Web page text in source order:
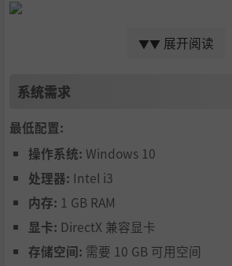
▼▼ 展开阅读
系统需求
最低配置:
操作系统: Windows 10
处理器: Intel i3
内存: 1 GB RAM
显卡: DirectX 兼容显卡
存储空间: 需要 10 GB 可用空间